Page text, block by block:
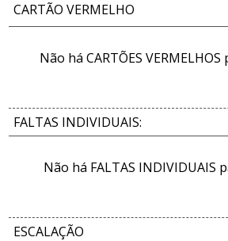
CARTÃO VERMELHO
Não há CARTÕES
FALTAS INDIVIDUAIS:
Não há FALTAS INDIVIDUAIS
ESCALAÇÃO